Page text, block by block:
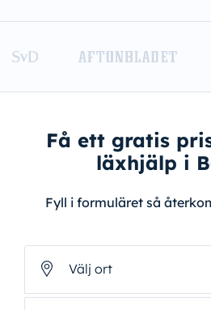
Få ett gratis
läxhjälp i
Fyll i formuläret så
Välj ort